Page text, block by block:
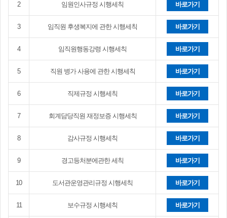
2 임원인사규정 시행세칙 바로가기
3 임직원 후생복지에 관한 시행세칙 바로가기
4 임직원행동강령 시행세칙 바로가기
5 직원 병가 사용에 관한 시행세칙 바로가기
6 직제규정 시행세칙 바로가기
7 회계담당직원 재정보증 시행세칙 바로가기
8 감사규정 시행세칙 바로가기
9 경고등처분에관한 세칙 바로가기
10 도서관운영관리규정 시행세칙 바로가기
11 보수규정 시행세칙 바로가기